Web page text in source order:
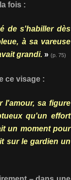
fois :
de s'habiller dès
à sa vareuse
grandi. » (p. 75)
ce visage :
l'amour, sa figure
qu'un effort
un moment pour
sur le gardien un